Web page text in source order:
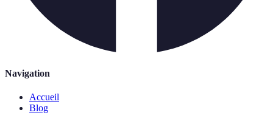
Navigation
Accueil
Blog